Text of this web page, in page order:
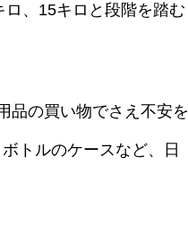
、15キロと段階を踏む
品の買い物でさえ不安を
トルのケースなど、日